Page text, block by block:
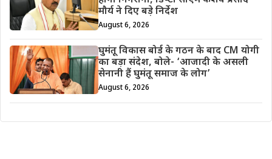
मौर्य ने दिए बड़े निर्देश
August 6, 2026
घुमंतू विकास बोर्ड के गठन के बाद CM योगी
का बड़ा संदेश, बोले- ‘आजादी के असली
सेनानी हैं घुमंतू समाज के लोग’
August 6, 2026